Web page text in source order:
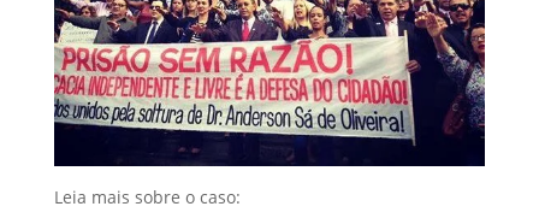
Leia mais sobre o caso: